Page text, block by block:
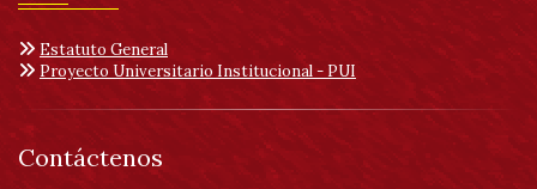
Estatuto General
Proyecto Universitario Institucional - PUI
Contáctenos